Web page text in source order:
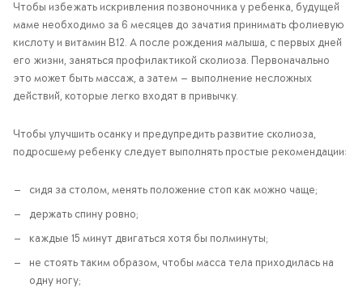
Чтобы избежать искривления позвоночника у ребенка, будущей
маме необходимо за 6 месяцев до зачатия принимать фолиевую
кислоту и витамин В12. А после рождения малыша, с первых дней
его жизни, заняться профилактикой сколиоза. Первоначально
это может быть массаж, а затем — выполнение несложных
действий, которые легко входят в привычку.
Чтобы улучшить осанку и предупредить развитие сколиоза,
подросшему ребенку следует выполнять простые рекомендации:
сидя за столом, менять положение стоп как можно чаще;
держать спину ровно;
каждые 15 минут двигаться хотя бы полминуты;
не стоять таким образом, чтобы масса тела приходилась на
одну ногу;